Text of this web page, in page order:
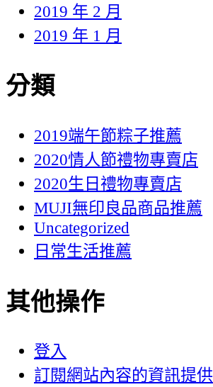
2019 年 2 月
2019 年 1 月
分類
2019端午節粽子推薦
2020情人節禮物專賣店
2020生日禮物專賣店
MUJI無印良品商品推薦
Uncategorized
日常生活推薦
其他操作
登入
訂閱網站內容的資訊提供